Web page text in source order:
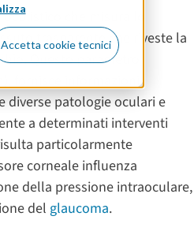
Accetta cookie tecnici
che misura lo
trasparente che riveste la
Questo parametro,
fornisce informazioni
diverse patologie oculari e
a determinati interventi
particolarmente
corneale influenza
della pressione intraoculare,
del glaucoma.